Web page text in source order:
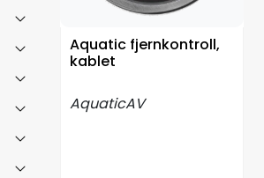
Aquatic fjernkontroll,
kablet
AquaticAV